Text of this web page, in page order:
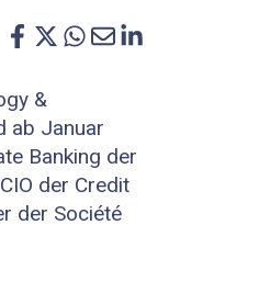
&
ab Januar
Banking der
der Credit
der Société